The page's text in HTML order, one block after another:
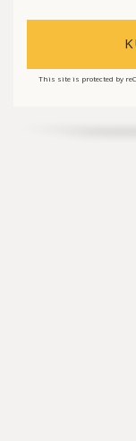
This site is protected by